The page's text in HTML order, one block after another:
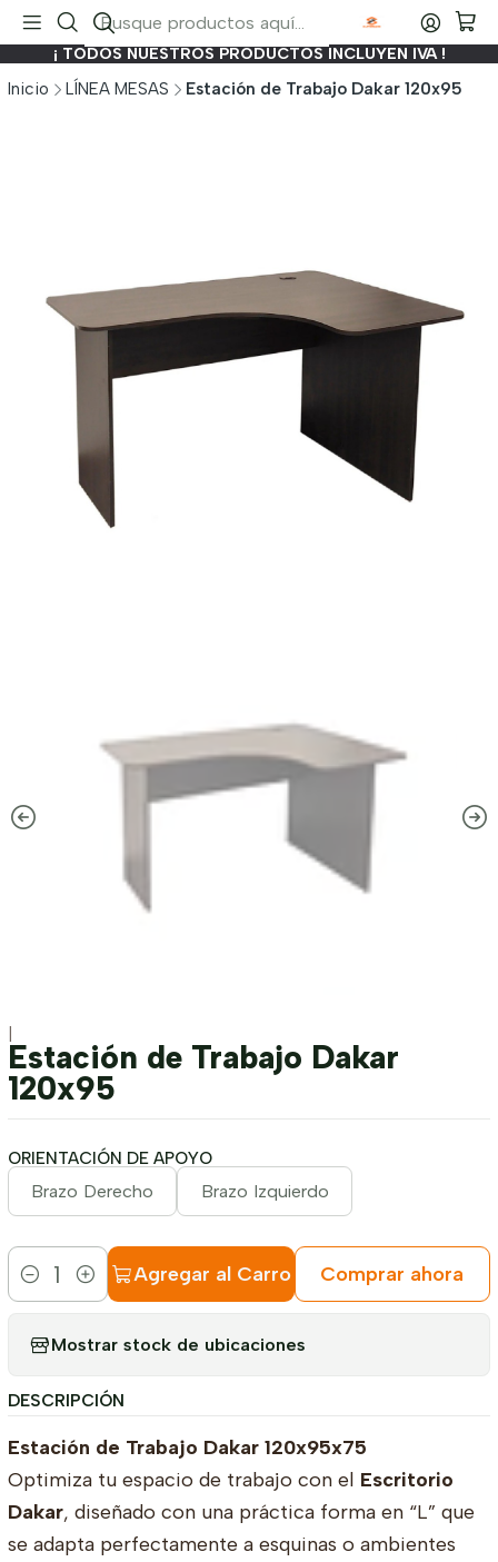
¡ TODOS NUESTROS PRODUCTOS INCLUYEN IVA !
Inicio LÍNEA MESAS Estación de Trabajo Dakar 120x95
|
Estación de Trabajo Dakar
120x95
ORIENTACIÓN DE APOYO
Brazo Derecho
Brazo Izquierdo
Cantidad
Agregar al Carro Comprar ahora
Mostrar stock de ubicaciones
DESCRIPCIÓN
Estación de Trabajo Dakar 120x95x75
Optimiza tu espacio de trabajo con el Escritorio
Dakar, diseñado con una práctica forma en “L” que
se adapta perfectamente a esquinas o ambientes